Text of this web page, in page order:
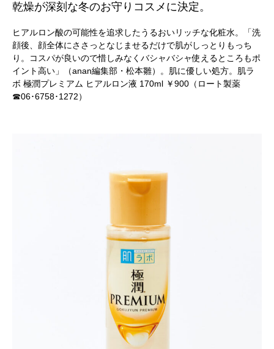
乾燥が深刻な冬のお守りコスメに決定。
ヒアルロン酸の可能性を追求したうるおいリッチな化粧水。「洗
顔後、顔全体にささっとなじませるだけで肌がしっとりもっち
り。コスパが良いので惜しみなくバシャバシャ使えるところもポ
イント高い」（anan編集部・松本雛）。肌に優しい処方。肌ラ
ボ 極潤プレミアム ヒアルロン液 170ml ￥900（ロート製薬
☎06･6758･1272）